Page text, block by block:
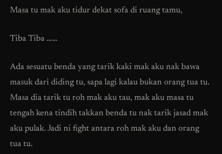
Masa tu mak aku tidur dekat sofa di ruang tamu,
Tiba Tiba ……
Ada sesuatu benda yang tarik kaki mak aku nak bawa
masuk dari diding tu, sapa lagi kalau bukan orang tua tu.
Masa dia tarik tu roh mak aku tau, mak aku masa tu
tengah kena tindih takkan benda tu nak tarik jasad mak
aku pulak. Jadi ni fight antara roh mak aku dan orang
tua tu.